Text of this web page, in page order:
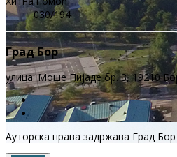
030/194
Град Бор
улица: Моше Пијаде бр. 3, 19210
Ауторска права задржава Град Бор